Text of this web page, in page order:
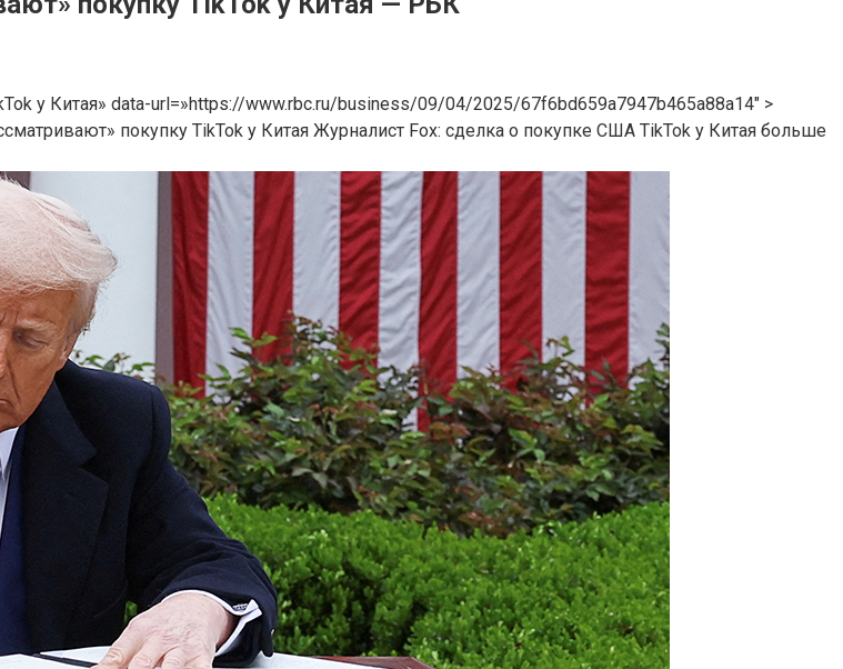
у Китая» data-url=»https://www.rbc.ru/business/09/04/2025/67f6bd659a7947b465a88a14″ >
покупку TikTok у Китая Журналист Fox: сделка о покупке США TikTok у Китая больше